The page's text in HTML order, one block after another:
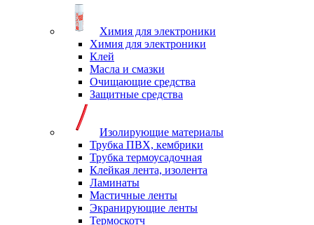
Химия для электроники
Химия для электроники
Клей
Масла и смазки
Очищающие средства
Защитные средства
Изолирующие материалы
Трубка ПВХ, кембрики
Трубка термоусадочная
Клейкая лента, изолента
Ламинаты
Мастичные ленты
Экранирующие ленты
Термоскотч